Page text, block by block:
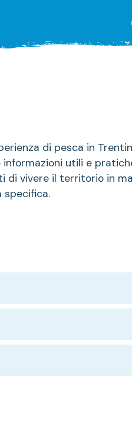
di pesca in
informazioni utili e
di vivere il territorio in
specifica.